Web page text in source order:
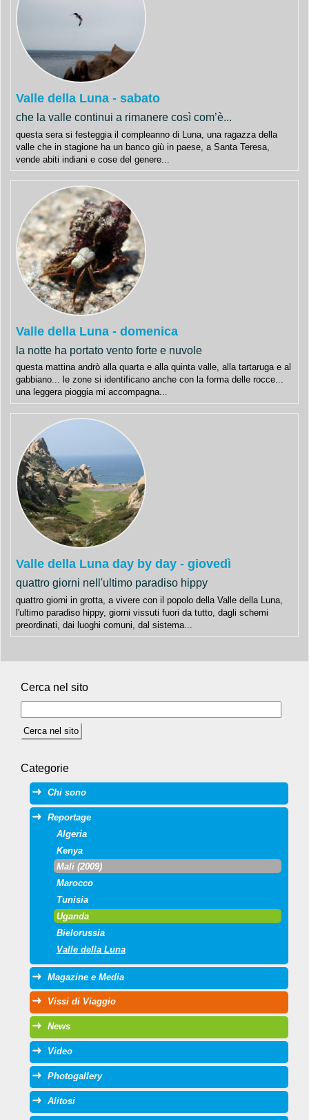
Valle della Luna - sabato
che la valle continui a rimanere così com’è...
questa sera si festeggia il compleanno di Luna, una ragazza della
valle che in stagione ha un banco giù in paese, a Santa Teresa,
vende abiti indiani e cose del genere...
Valle della Luna - domenica
la notte ha portato vento forte e nuvole
questa mattina andrò alla quarta e alla quinta valle, alla tartaruga e al
gabbiano... le zone si identificano anche con la forma delle rocce...
una leggera pioggia mi accompagna...
Valle della Luna day by day - giovedì
quattro giorni nell'ultimo paradiso hippy
quattro giorni in grotta, a vivere con il popolo della Valle della Luna,
l'ultimo paradiso hippy, giorni vissuti fuori da tutto, dagli schemi
preordinati, dai luoghi comuni, dal sistema...
Cerca nel sito
Categorie
Chi sono
Reportage
Algeria
Kenya
Mali (2009)
Marocco
Tunisia
Uganda
Bielorussia
Valle della Luna
Magazine e Media
Vissi di Viaggio
News
Video
Photogallery
Alitosi